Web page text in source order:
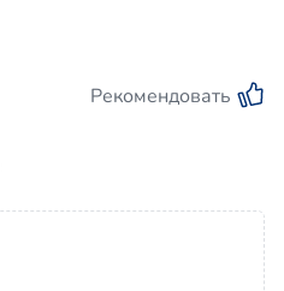
Рекомендовать